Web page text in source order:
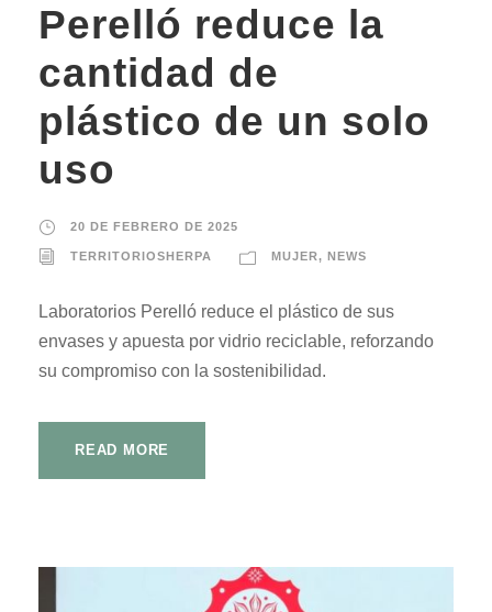
Perelló reduce la
cantidad de
plástico de un solo
uso
20 DE FEBRERO DE 2025
TERRITORIOSHERPA MUJER, NEWS
Laboratorios Perelló reduce el plástico de sus
envases y apuesta por vidrio reciclable, reforzando
su compromiso con la sostenibilidad.
READ MORE